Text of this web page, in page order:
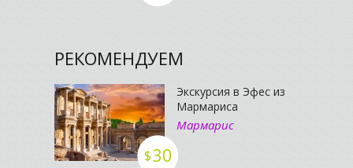
РЕКОМЕНДУЕМ
$30
Экскурсия в Эфес из
Мармариса
Мармарис